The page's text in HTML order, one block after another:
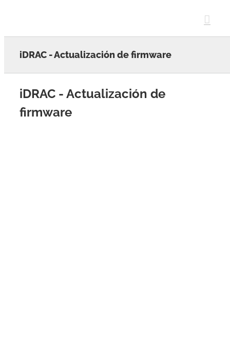
iDRAC - Actualización de firmware
iDRAC - Actualización de
firmware